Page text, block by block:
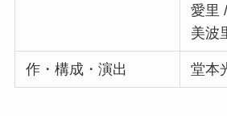
愛里
美波
作・構成・演出 堂本